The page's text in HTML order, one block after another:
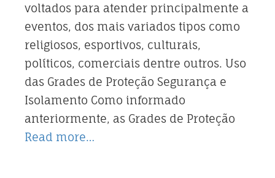
voltados para atender principalmente a
eventos, dos mais variados tipos como
religiosos, esportivos, culturais,
políticos, comerciais dentre outros. Uso
das Grades de Proteção Segurança e
Isolamento Como informado
anteriormente, as Grades de Proteção
Read more…